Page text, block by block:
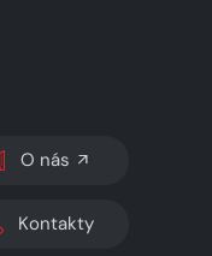
SVĚTLÝ/TMAVÝ REŽIM
O nás
Kontakty